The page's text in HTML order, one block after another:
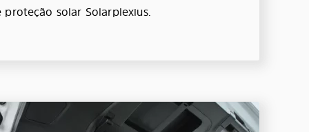
solar Solarplexius.